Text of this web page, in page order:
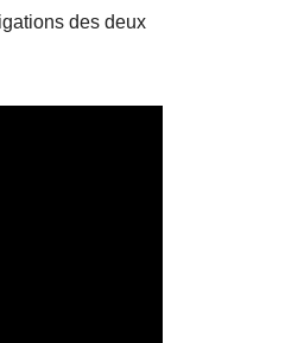
des deux